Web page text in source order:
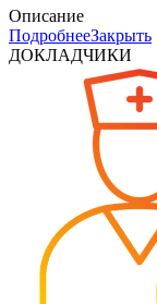
Описание
ПодробнееЗакрыть
ДОКЛАДЧИКИ